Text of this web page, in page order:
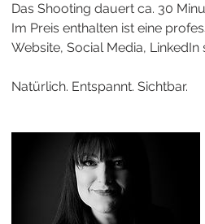
Das Shooting dauert ca. 30
Im Preis enthalten ist eine
Website, Social Media,
Natürlich. Entspannt. Sichtbar.